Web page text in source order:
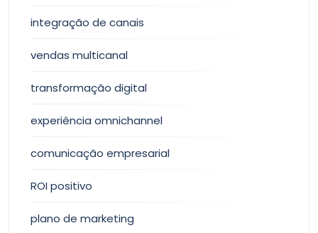
integração de canais
vendas multicanal
transformação digital
experiência omnichannel
comunicação empresarial
ROI positivo
plano de marketing